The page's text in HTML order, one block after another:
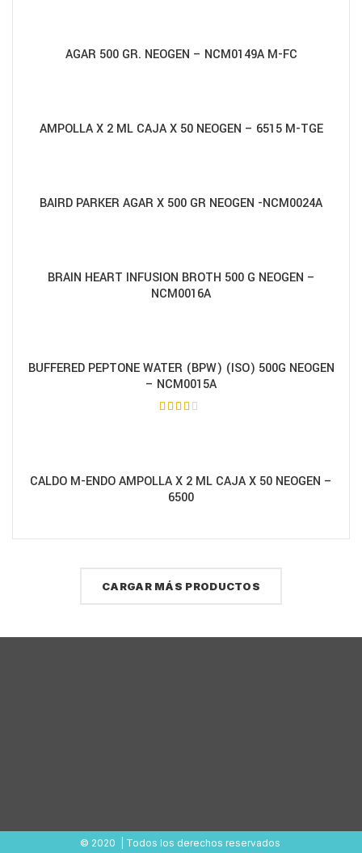
AGAR 500 GR. NEOGEN – NCM0149A M-FC
AMPOLLA X 2 ML CAJA X 50 NEOGEN – 6515 M-TGE
BAIRD PARKER AGAR X 500 GR NEOGEN -NCM0024A
BRAIN HEART INFUSION BROTH 500 G NEOGEN –
NCM0016A
BUFFERED PEPTONE WATER (BPW) (ISO) 500G NEOGEN
– NCM0015A
CALDO M-ENDO AMPOLLA X 2 ML CAJA X 50 NEOGEN –
6500
CARGAR MÁS PRODUCTOS
© 2020 | Todos los derechos reservados